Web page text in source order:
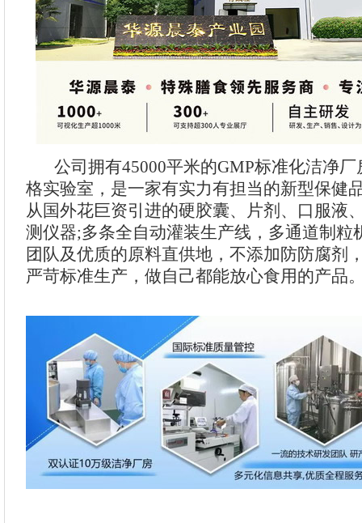
公司拥有45000平米的GMP标准化洁净厂
格实验室，是一家有实力有担当的新型保健
从国外花巨资引进的硬胶囊、片剂、口服液
测仪器;多条全自动灌装生产线，多通道制粒
团队及优质的原料直供地，不添加防防腐剂
严苛标准生产，做自己都能放心食用的产品